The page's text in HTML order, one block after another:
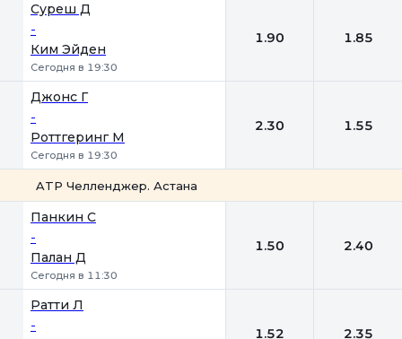
Суреш Д
-
Ким Эйден
Сегодня в 19:30
1.90 1.85
Джонс Г
-
Роттгеринг М
Сегодня в 19:30
2.30 1.55
ATP Челленджер. Астана
Панкин С
-
Палан Д
Сегодня в 11:30
1.50 2.40
Ратти Л
- 1.52 2.35